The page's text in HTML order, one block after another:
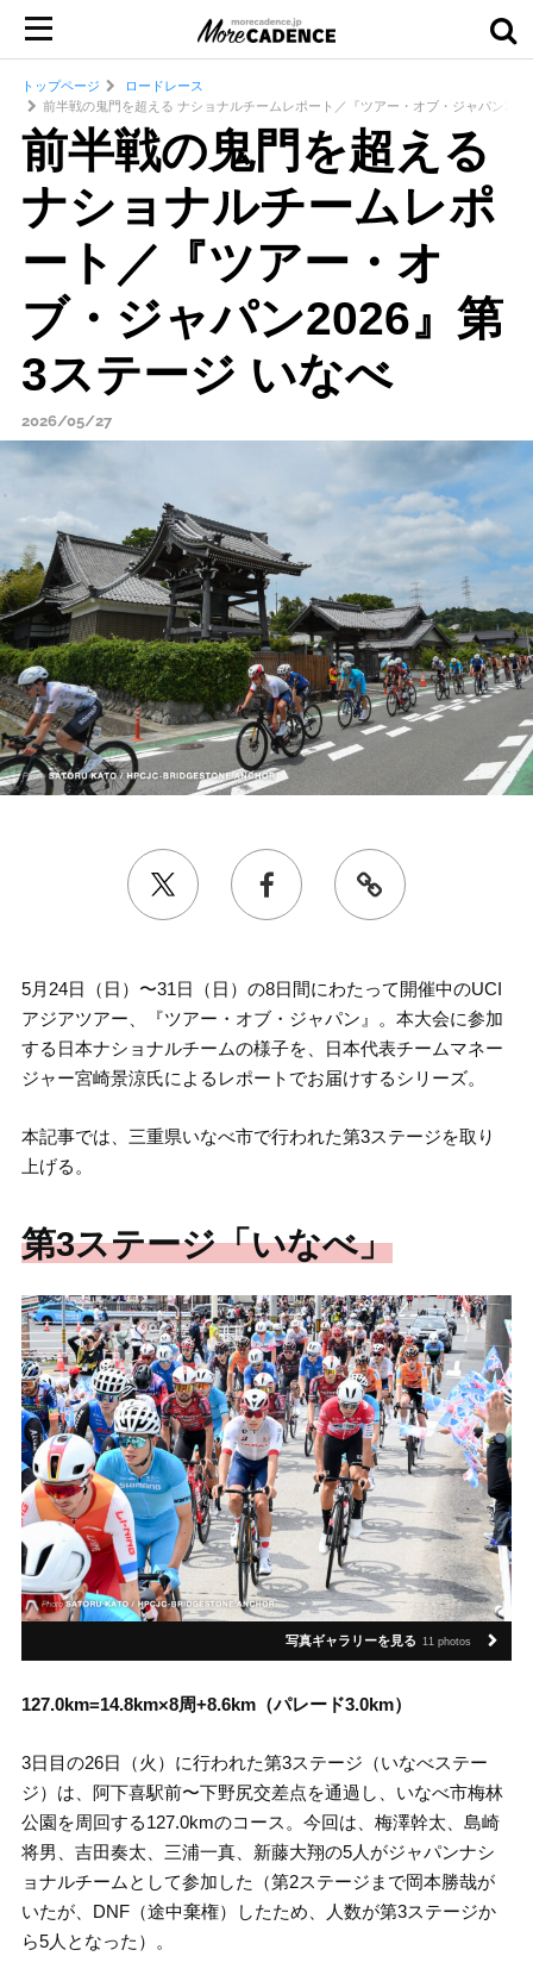
トップページ
ロードレース
前半戦の鬼門を超える ナショナルチームレポート／『ツアー・オブ・ジャパン
前半戦の鬼門を超える
ナショナルチームレポ
ート／『ツアー・オ
ブ・ジャパン2026』第
3ステージ いなべ
2026/05/27
5月24日（日）〜31日（日）の8日間にわたって開催中のUCI
アジアツアー、『ツアー・オブ・ジャパン』。本大会に参加
する日本ナショナルチームの様子を、日本代表チームマネー
ジャー宮崎景涼氏によるレポートでお届けするシリーズ。
本記事では、三重県いなべ市で行われた第3ステージを取り
上げる。
第3ステージ「いなべ」
写真ギャラリーを見る 11 photos
127.0km=14.8km×8周+8.6km（パレード3.0km）
3日目の26日（火）に行われた第3ステージ（いなべステー
ジ）は、阿下喜駅前〜下野尻交差点を通過し、いなべ市梅林
公園を周回する127.0kmのコース。今回は、梅澤幹太、島崎
将男、吉田奏太、三浦一真、新藤大翔の5人がジャパンナシ
ョナルチームとして参加した（第2ステージまで岡本勝哉が
いたが、DNF（途中棄権）したため、人数が第3ステージか
ら5人となった）。